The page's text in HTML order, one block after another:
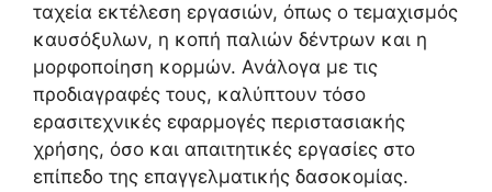
ταχεία εκτέλεση εργασιών, όπως ο τεμαχισμός
καυσόξυλων, η κοπή παλιών δέντρων και η
μορφοποίηση κορμών. Ανάλογα με τις
προδιαγραφές τους, καλύπτουν τόσο
ερασιτεχνικές εφαρμογές περιστασιακής
χρήσης, όσο και απαιτητικές εργασίες στο
επίπεδο της επαγγελματικής δασοκομίας.